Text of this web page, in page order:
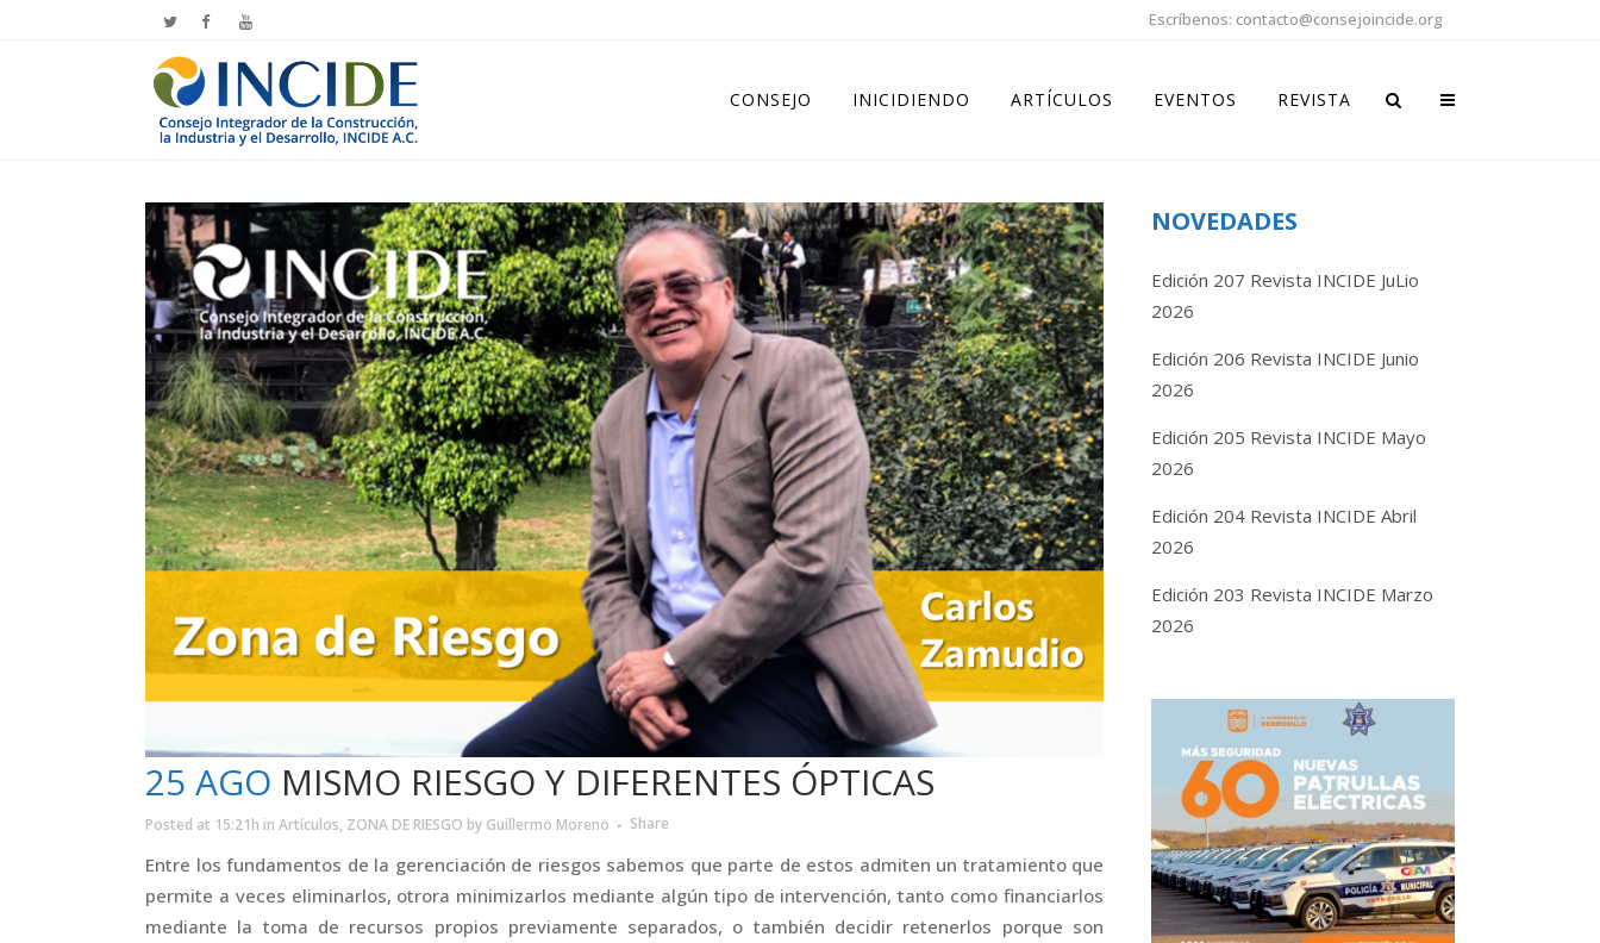
Escríbenos: contacto@consejoincide.org
CONSEJO INICIDIENDO ARTÍCULOS EVENTOS REVISTA
25 AGO MISMO RIESGO Y DIFERENTES ÓPTICAS
Posted at 15:21h in Artículos ZONA DE RIESGO by Guillermo Moreno Share
Entre los fundamentos de la gerenciación de riesgos sabemos que parte de estos admiten un tratamiento que
permite a veces eliminarlos, otrora minimizarlos mediante algún tipo de intervención, tanto como financiarlos
mediante la toma de recursos propios previamente separados, o también decidir retenerlos porque son
NOVEDADES
Edición 207 Revista INCIDE JuLio
2026
Edición 206 Revista INCIDE Junio
2026
Edición 205 Revista INCIDE Mayo
2026
Edición 204 Revista INCIDE Abril
2026
Edición 203 Revista INCIDE Marzo
2026